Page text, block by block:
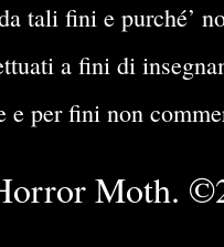
tali fini e purché’
a fini di
e per fini non
Moth.